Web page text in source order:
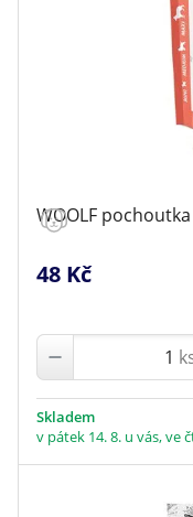
WOOLF
48 Kč
Skladem
v pátek 14. 8. u vás, ve